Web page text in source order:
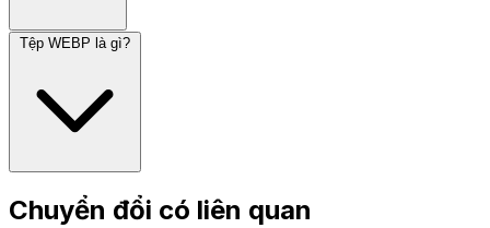
Tệp WEBP là gì?
Chuyển đổi có liên quan